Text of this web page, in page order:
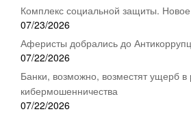
Комплекс социальной защиты.
07/23/2026
Аферисты добрались до
07/22/2026
Банки, возможно, возместят ущерб в
кибермошенничества
07/22/2026